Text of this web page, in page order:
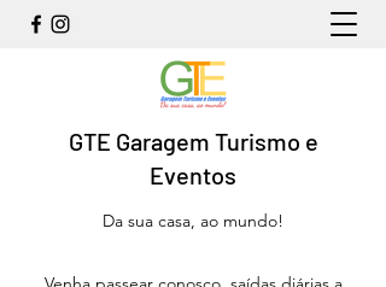
GTE Garagem Turismo e
Eventos
Da sua casa, ao mundo!